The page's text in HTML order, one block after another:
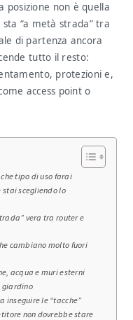
posizione non è quella
“a metà strada” tra
di partenza ancora
tutto il resto:
protezioni e,
access point o
tipo di uso farai
stai scegliendo lo
vera tra router e
cambiano molto fuori
acqua e muri esterni
giardino
inseguire le “tacche”
non dovrebbe stare